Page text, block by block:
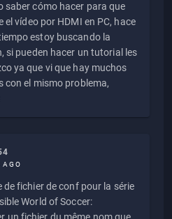
saber cómo hacer para que
el vídeo por HDMI en PC, hace
estoy buscando la
si pueden hacer un tutorial les
ya que vi que hay muchos
con el mismo problema,
AGO
de fichier de conf pour la série
World of Soccer: